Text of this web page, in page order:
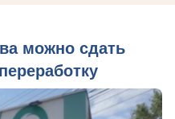
можно сдать